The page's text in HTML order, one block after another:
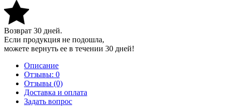
Возврат 30 дней.
Если продукция не подошла,
можете вернуть ее в течении 30 дней!
Описание
Отзывы: 0
Отзывы (0)
Доставка и оплата
Задать вопрос